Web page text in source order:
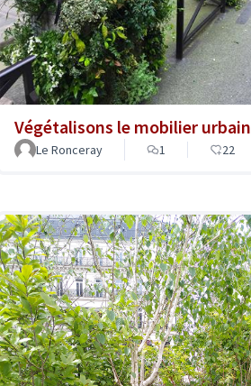
Végétalisons le mobilier urbain
Le Ronceray
1 22